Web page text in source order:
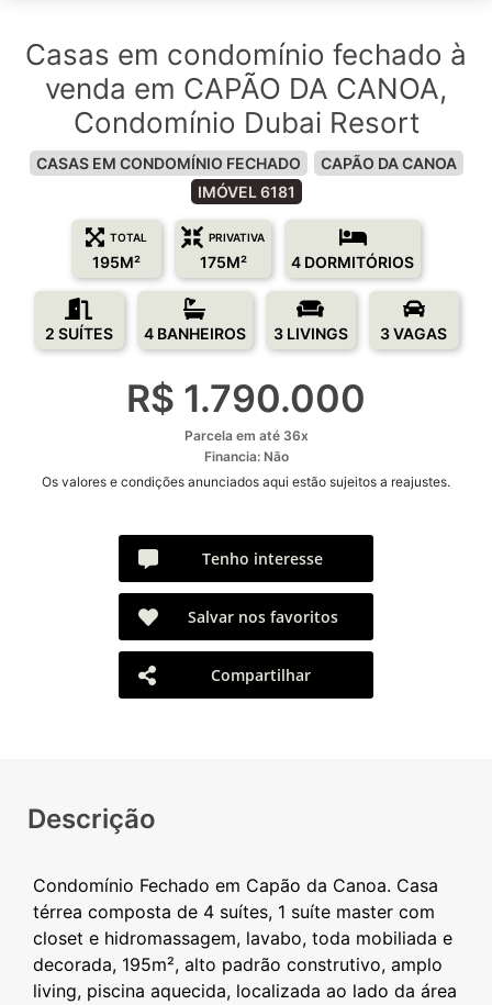
Casas em condomínio fechado à
venda em CAPÃO DA CANOA,
Condomínio Dubai Resort
CASAS EM CONDOMÍNIO FECHADO
CAPÃO DA CANOA
IMÓVEL 6181
TOTAL
195M²
PRIVATIVA
175M² 4 DORMITÓRIOS
2 SUÍTES 4 BANHEIROS 3 LIVINGS 3 VAGAS
R$ 1.790.000
Parcela em até 36x
Financia: Não
Os valores e condições anunciados aqui estão sujeitos a reajustes.
Tenho interesse
Salvar nos favoritos
Compartilhar
Descrição
Condomínio Fechado em Capão da Canoa. Casa
térrea composta de 4 suítes, 1 suíte master com
closet e hidromassagem, lavabo, toda mobiliada e
decorada, 195m², alto padrão construtivo, amplo
living, piscina aquecida, localizada ao lado da área